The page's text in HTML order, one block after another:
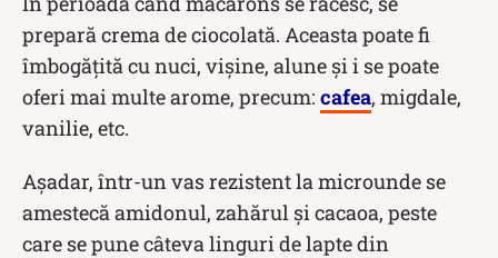
prepară crema de ciocolată. Aceasta poate fi
îmbogățită cu nuci, vișine, alune și i se poate
oferi mai multe arome, precum: cafea, migdale,
vanilie, etc.
Așadar, într-un vas rezistent la microunde se
amestecă amidonul, zahărul și cacaoa, peste
care se pune câteva linguri de lapte din